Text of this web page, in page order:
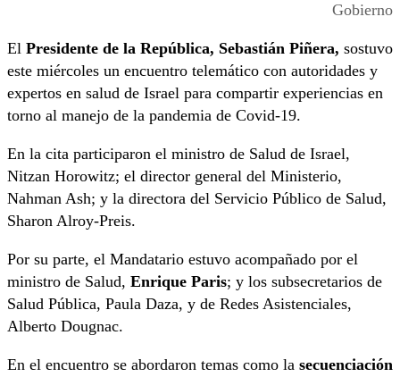
Gobierno
El Presidente de la República, Sebastián Piñera, sostuvo
este miércoles un encuentro telemático con autoridades y
expertos en salud de Israel para compartir experiencias en
torno al manejo de la pandemia de Covid-19.
En la cita participaron el ministro de Salud de Israel,
Nitzan Horowitz; el director general del Ministerio,
Nahman Ash; y la directora del Servicio Público de Salud,
Sharon Alroy-Preis.
Por su parte, el Mandatario estuvo acompañado por el
ministro de Salud, Enrique Paris; y los subsecretarios de
Salud Pública, Paula Daza, y de Redes Asistenciales,
Alberto Dougnac.
En el encuentro se abordaron temas como la secuenciación